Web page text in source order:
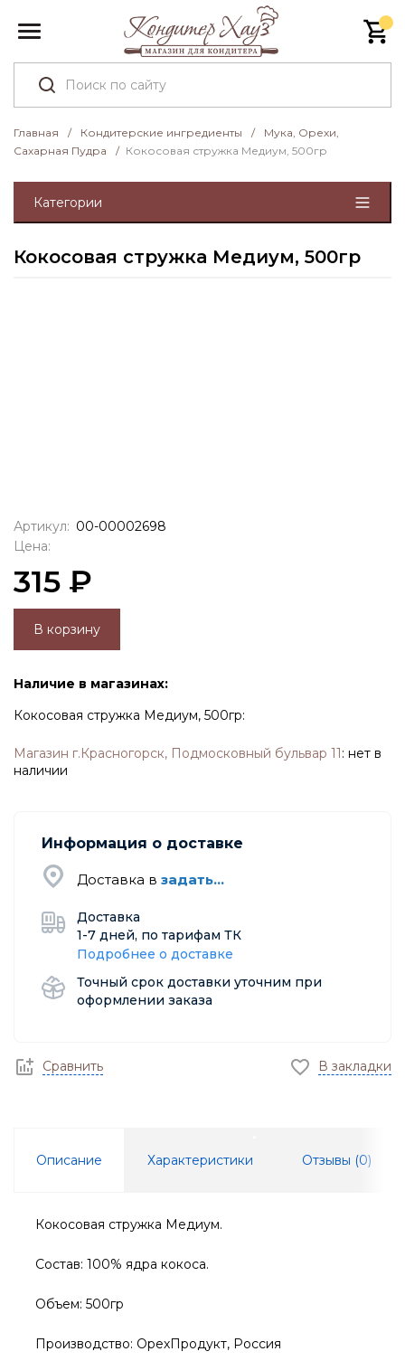
Главная / Кондитерские ингредиенты /
Мука, Орехи,
Сахарная Пудра
/ Кокосовая стружка Медиум, 500гр
Категории
Кокосовая стружка Медиум, 500гр
Артикул: 00-00002698
Цена:
315 ₽
В корзину
Наличие в магазинах:
Кокосовая стружка Медиум, 500гр:
Магазин г.Красногорск, Подмосковный бульвар 11: нет в
наличии
Информация о доставке
Доставка в задать...
Доставка
1-7 дней, по тарифам ТК
Подробнее о доставке
Точный срок доставки уточним при
оформлении заказа
Сравнить В закладки
Описание Характеристики Отзывы (0)
Кокосовая стружка Медиум.
Состав: 100% ядра кокоса.
Объем: 500гр
Производство: ОрехПродукт, Россия